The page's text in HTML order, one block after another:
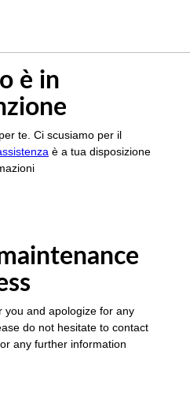
è in
te. Ci scusiamo per il
è a tua disposizione
you and apologize for any
do not hesitate to contact
any further information